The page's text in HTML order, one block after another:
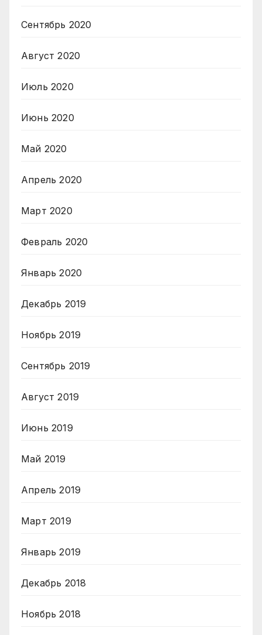
Сентябрь 2020
Август 2020
Июль 2020
Июнь 2020
Май 2020
Апрель 2020
Март 2020
Февраль 2020
Январь 2020
Декабрь 2019
Ноябрь 2019
Сентябрь 2019
Август 2019
Июнь 2019
Май 2019
Апрель 2019
Март 2019
Январь 2019
Декабрь 2018
Ноябрь 2018